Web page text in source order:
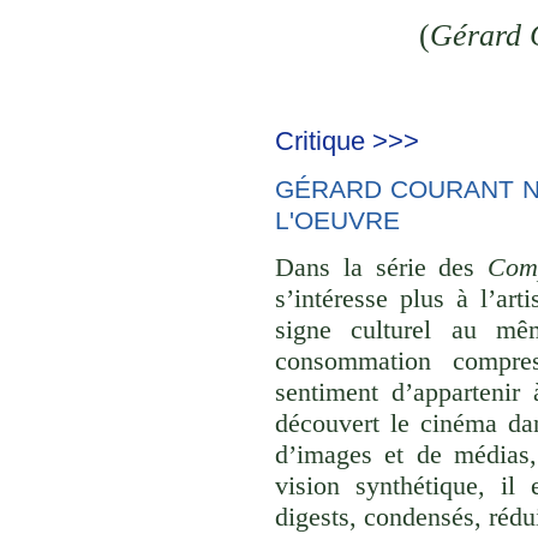
(Gérard
Critique >>>
GÉRARD COURANT
L'OEUVRE
Dans la série des
s’intéresse plus à
signe culturel au
consommation
sentiment
découvert le cinéma
d’images et de
vision synthétique, il
digests, condensés,